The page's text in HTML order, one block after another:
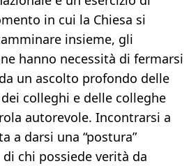
in cui la Chiesa si
insieme, gli
hanno necessità di fermarsi
un ascolto profondo delle
colleghi e delle colleghe
autorevole. Incontrarsi a
a darsi una “postura”
chi possiede verità da